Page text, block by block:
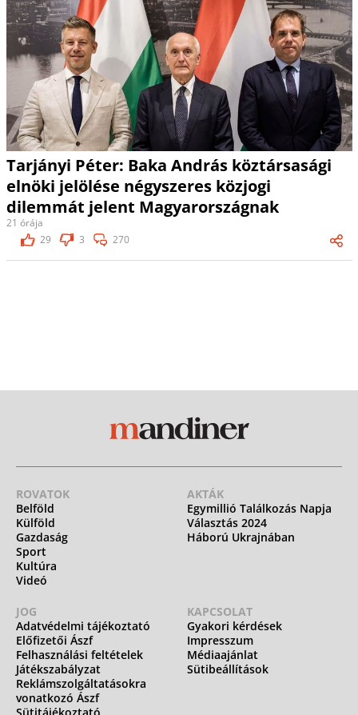
Tarjányi Péter: Baka András köztársasági
elnöki jelölése négyszeres közjogi
dilemmát jelent Magyarországnak
21 órája
29
3 270
ROVATOK
Belföld
Külföld
Gazdaság
Sport
Kultúra
Videó
AKTÁK
Egymillió Találkozás Napja
Választás 2024
Háború Ukrajnában
JOG
Adatvédelmi tájékoztató
Előfizetői Ászf
Felhasználási feltételek
Játékszabályzat
Reklámszolgáltatásokra
vonatkozó Ászf
Sütitájékoztató
KAPCSOLAT
Gyakori kérdések
Impresszum
Médiaajánlat
Sütibeállítások